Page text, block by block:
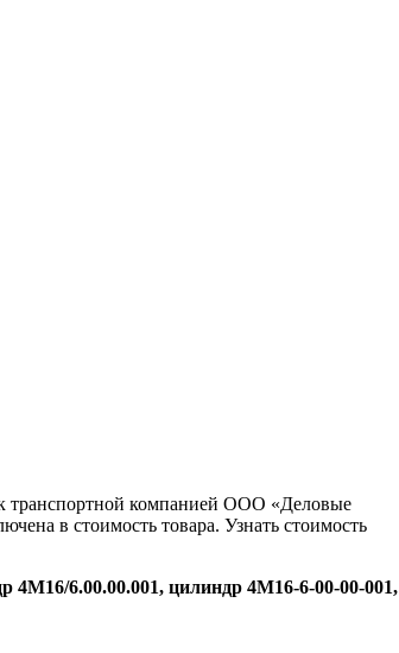
транспортной компанией ООО «Деловые
в стоимость товара. Узнать стоимость
4М16/6.00.00.001, цилиндр 4М16-6-00-00-001,